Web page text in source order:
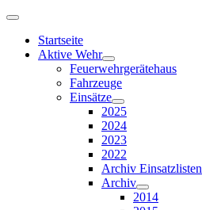
Startseite
Aktive Wehr
Feuerwehrgerätehaus
Fahrzeuge
Einsätze
2025
2024
2023
2022
Archiv Einsatzlisten
Archiv
2014